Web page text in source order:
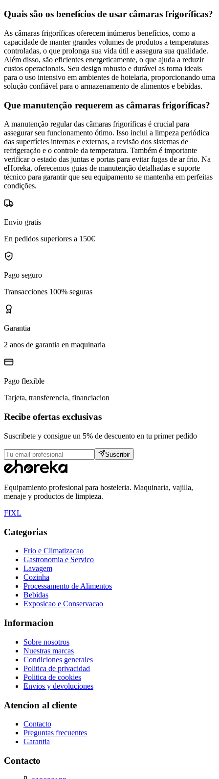
Quais são os benefícios de usar câmaras frigoríficas?
As câmaras frigoríficas oferecem inúmeros benefícios, como a
capacidade de manter grandes volumes de produtos a temperaturas
controladas, o que prolonga sua vida útil e assegura sua qualidade.
Além disso, são eficientes energeticamente, o que ajuda a reduzir
custos operacionais. Seu design robusto e durável as torna ideais
para o uso intensivo em ambientes de hotelaria, proporcionando uma
solução confiável para o armazenamento de alimentos e bebidas.
Que manutenção requerem as câmaras frigoríficas?
A manutenção regular das câmaras frigoríficas é crucial para
assegurar seu funcionamento ótimo. Isso inclui a limpeza periódica
das superfícies internas e externas, a revisão dos sistemas de
refrigeração e o controle da temperatura. Também é importante
verificar o estado das juntas e portas para evitar fugas de ar frio. Na
eHoreka, oferecemos guias de manutenção detalhadas e suporte
técnico para garantir que seu equipamento se mantenha em perfeitas
condições.
Envio gratis
En pedidos superiores a 150€
Pago seguro
Transacciones 100% seguras
Garantia
2 anos de garantia en maquinaria
Pago flexible
Tarjeta, transferencia, financiacion
Recibe ofertas exclusivas
Suscribete y consigue un 5% de descuento en tu primer pedido
Suscribir
Equipamiento profesional para hosteleria. Maquinaria, vajilla,
menaje y productos de limpieza.
FIXL
Categorias
Frio e Climatizacao
Gastronomia e Servico
Lavagem
Cozinha
Processamento de Alimentos
Bebidas
Exposicao e Conservacao
Informacion
Sobre nosotros
Nuestras marcas
Condiciones generales
Politica de privacidad
Politica de cookies
Envios y devoluciones
Atencion al cliente
Contacto
Preguntas frecuentes
Garantia
Contacto